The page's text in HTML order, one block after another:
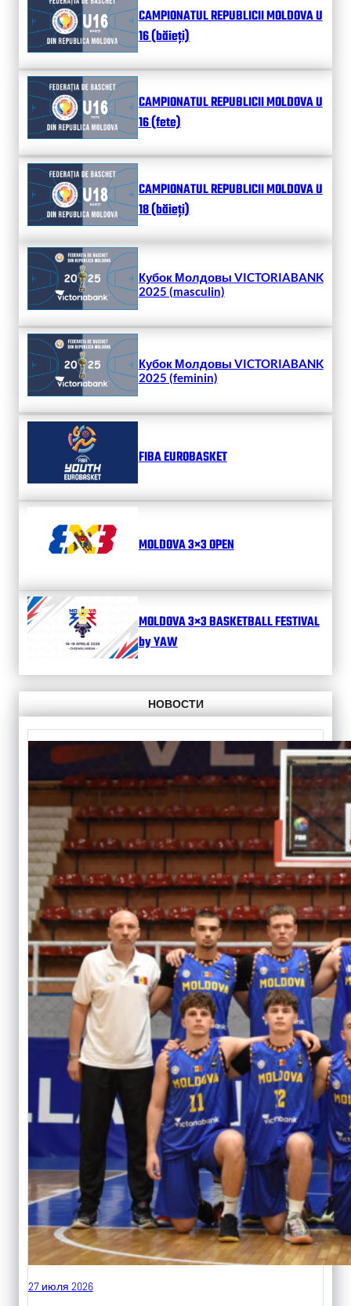
CAMPIONATUL REPUBLICII MOLDOVA U
16 (băieți)
CAMPIONATUL REPUBLICII MOLDOVA U
16 (fete)
CAMPIONATUL REPUBLICII MOLDOVA U
18 (băieți)
Кубок Молдовы VICTORIABANK
2025 (masculin)
Кубок Молдовы VICTORIABANK
2025 (feminin)
FIBA EUROBASKET
MOLDOVA 3×3 OPEN
MOLDOVA 3×3 BASKETBALL FESTIVAL
by YAW
НОВОСТИ
27 июля 2026